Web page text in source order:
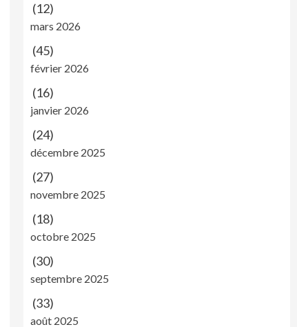
(12)
mars 2026
(45)
février 2026
(16)
janvier 2026
(24)
décembre 2025
(27)
novembre 2025
(18)
octobre 2025
(30)
septembre 2025
(33)
août 2025